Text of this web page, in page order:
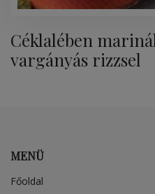
Céklalében
vargányás rizzsel
MENÜ
Főoldal